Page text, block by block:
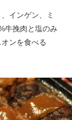
インゲン、ミ
牛挽肉と塩のみ
ンを食べる